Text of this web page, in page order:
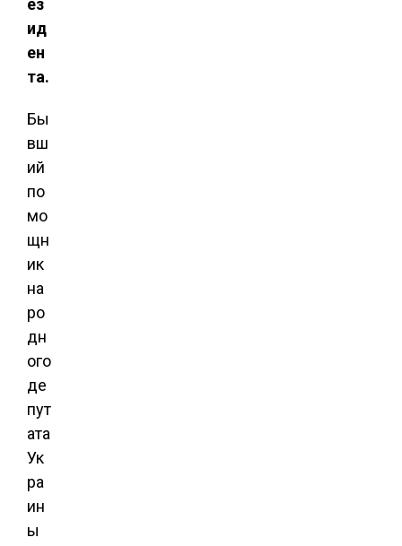
ид
ен
та.
Бы
вш
ий
по
мо
щн
ик
на
ро
дн
ого
де
пут
ата
Ук
ра
ин
ы